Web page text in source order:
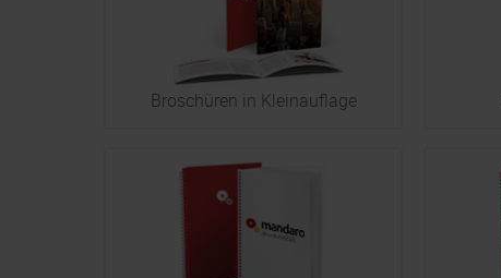
Broschüren in Kleinauflage